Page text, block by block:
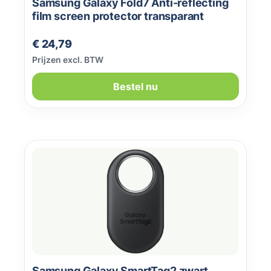
Samsung Galaxy Fold7 Anti-reflecting
film screen protector transparant
Normale prijs:
€ 24,79
Prijzen excl. BTW
Bestel nu